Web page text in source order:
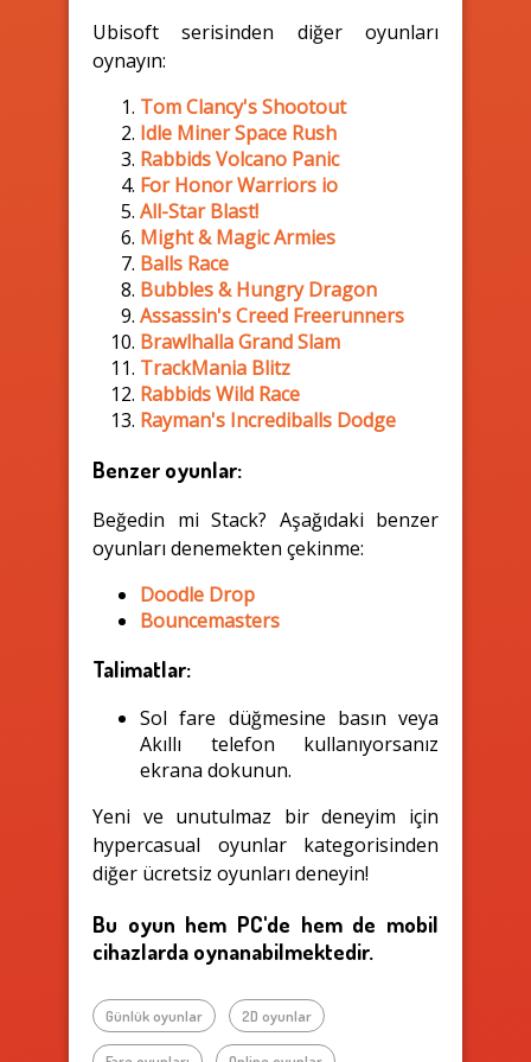
Ubisoft serisinden diğer oyunları
oynayın:
Tom Clancy's Shootout
Idle Miner Space Rush
Rabbids Volcano Panic
For Honor Warriors io
All-Star Blast!
Might & Magic Armies
Balls Race
Bubbles & Hungry Dragon
Assassin's Creed Freerunners
Brawlhalla Grand Slam
TrackMania Blitz
Rabbids Wild Race
Rayman's Incrediballs Dodge
Benzer oyunlar:
Beğedin mi Stack? Aşağıdaki benzer
oyunları denemekten çekinme:
Doodle Drop
Bouncemasters
Talimatlar:
Sol fare düğmesine basın veya
Akıllı telefon kullanıyorsanız
ekrana dokunun.
Yeni ve unutulmaz bir deneyim için
hypercasual oyunlar kategorisinden
diğer ücretsiz oyunları deneyin!
Bu oyun hem PC'de hem de mobil
cihazlarda oynanabilmektedir.
Günlük oyunlar 2D oyunlar